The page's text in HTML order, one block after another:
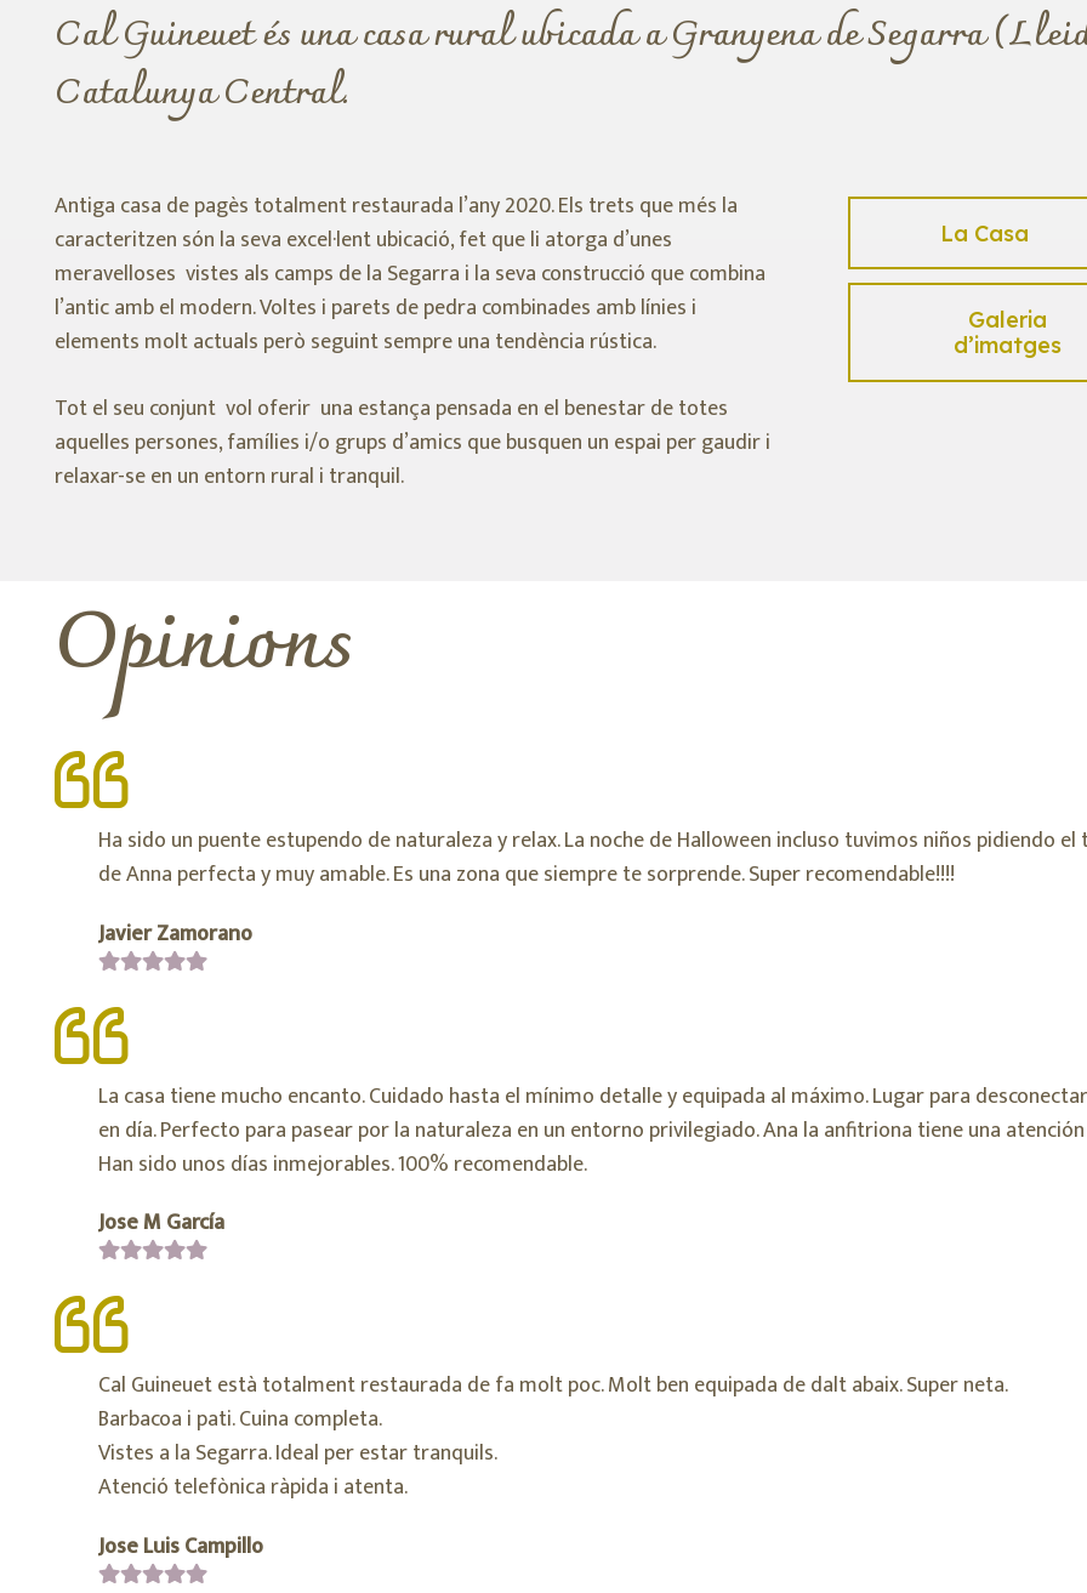
Cal Guineuet és una casa rural ubicada a Granyena de Segarra
Catalunya Central.
Antiga casa de pagès totalment restaurada l’any 2020. Els trets que més la
caracteritzen són la seva excel·lent ubicació, fet que li atorga d’unes
meravelloses vistes als camps de la Segarra i la seva construcció que combina
l’antic amb el modern. Voltes i parets de pedra combinades amb línies i
elements molt actuals però seguint sempre una tendència rústica.
Tot el seu conjunt vol oferir una estança pensada en el benestar de totes
aquelles persones, famílies i/o grups d’amics que busquen un espai per gaudir i
relaxar-se en un entorn rural i tranquil.
La Casa
Galeria
d’imatges
Opinions
Ha sido un puente estupendo de naturaleza y relax. La noche de Halloween incluso tuvimos niños pidiendo
de Anna perfecta y muy amable. Es una zona que siempre te sorprende. Super recomendable!!!!
Javier Zamorano
La casa tiene mucho encanto. Cuidado hasta el mínimo detalle y equipada al máximo. Lugar para
en día. Perfecto para pasear por la naturaleza en un entorno privilegiado. Ana la anfitriona tiene una
Han sido unos días inmejorables. 100% recomendable.
Jose M García
Cal Guineuet està totalment restaurada de fa molt poc. Molt ben equipada de dalt abaix. Super neta.
Barbacoa i pati. Cuina completa.
Vistes a la Segarra. Ideal per estar tranquils.
Atenció telefònica ràpida i atenta.
Jose Luis Campillo